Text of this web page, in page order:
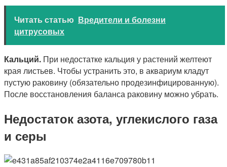
Читать статью Вредители и болезни
цитрусовых
Кальций. При недостатке кальция у растений желтеют
края листьев. Чтобы устранить это, в аквариум кладут
пустую раковину (обязательно продезинфицированную).
После восстановления баланса раковину можно убрать.
Недостаток азота, углекислого газа
и серы